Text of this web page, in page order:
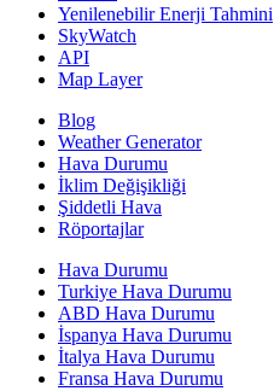
Yenilenebilir Enerji Tahmini
SkyWatch
API
Map Layer
Blog
Weather Generator
Hava Durumu
İklim Değişikliği
Şiddetli Hava
Röportajlar
Hava Durumu
Turkiye Hava Durumu
ABD Hava Durumu
İspanya Hava Durumu
İtalya Hava Durumu
Fransa Hava Durumu